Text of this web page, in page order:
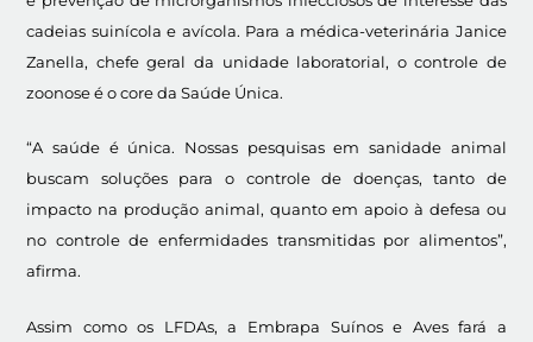
cadeias suinícola e avícola. Para a médica-veterinária Janice
Zanella, chefe geral da unidade laboratorial, o controle de
zoonose é o core da Saúde Única.
“A saúde é única. Nossas pesquisas em sanidade animal
buscam soluções para o controle de doenças, tanto de
impacto na produção animal, quanto em apoio à defesa ou
no controle de enfermidades transmitidas por alimentos”,
afirma.
Assim como os LFDAs, a Embrapa Suínos e Aves fará a